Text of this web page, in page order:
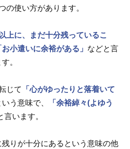
の使い方があります。
上に、まだ十分残っているこ
お小遣いに余裕がある」 などと言
。
じて
「心がゆったりと落着いて
いう意味で、
「余裕綽々(よゆう
言います。
残りが十分にあるという意味の他